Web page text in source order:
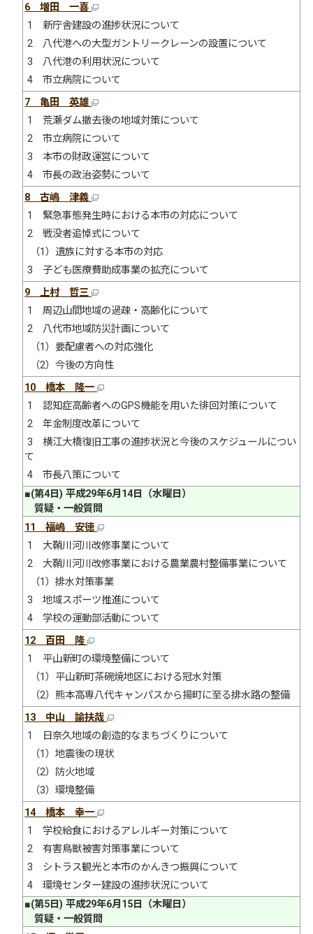
6 増田 一喜
1 新庁舎建設の進捗状況について
2 八代港への大型ガントリークレーンの設置について
3 八代港の利用状況について
4 市立病院について
7 亀田 英雄
1 荒瀬ダム撤去後の地域対策について
2 市立病院について
3 本市の財政運営について
4 市長の政治姿勢について
8 古嶋 津義
1 緊急事態発生時における本市の対応について
2 戦没者追悼式について
（1）遺族に対する本市の対応
3 子ども医療費助成事業の拡充について
9 上村 哲三
1 周辺山間地域の過疎・高齢化について
2 八代市地域防災計画について
（1）要配慮者への対応強化
（2）今後の方向性
10 橋本 隆一
1 認知症高齢者へのGPS機能を用いた徘回対策について
2 年金制度改革について
3 横江大橋復旧工事の進捗状況と今後のスケジュールについ
て
4 市長八策について
■(第4日) 平成29年6月14日（水曜日）
質疑・一般質問
11 福嶋 安徳
1 大鞘川河川改修事業について
2 大鞘川河川改修事業における農業農村整備事業について
（1）排水対策事業
3 地域スポーツ推進について
4 学校の運動部活動について
12 百田 隆
1 平山新町の環境整備について
（1）平山新町茶碗焼地区における冠水対策
（2）熊本高専八代キャンパスから揚町に至る排水路の整備
13 中山 諭扶哉
1 日奈久地域の創造的なまちづくりについて
（1）地震後の現状
（2）防火地域
（3）環境整備
14 橋本 幸一
1 学校給食におけるアレルギー対策について
2 有害鳥獣被害対策事業について
3 シトラス観光と本市のかんきつ振興について
4 環境センター建設の進捗状況について
■(第5日) 平成29年6月15日（木曜日）
質疑・一般質問